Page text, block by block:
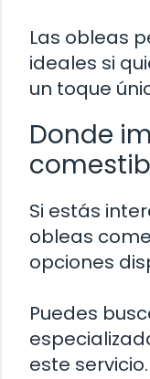
Las obleas
ideales si
un toque
Donde
Si estás
obleas
opciones
Puedes
este servicio.